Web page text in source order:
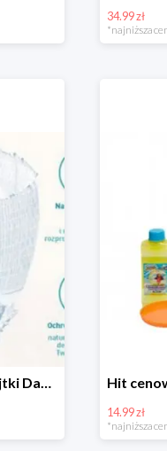
34.99 zł
*najniższa
Hit cenowy - Pieluchomajtki Dada Pants
14.99 zł
*najniższa